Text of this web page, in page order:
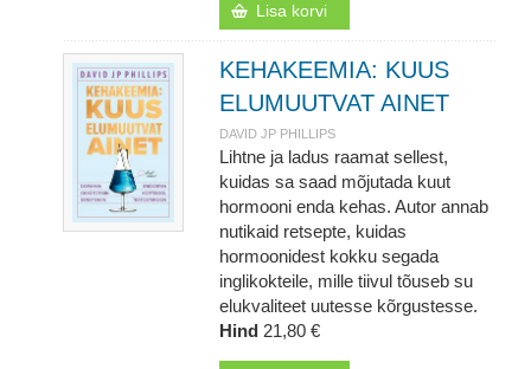
Lisa korvi
KEHAKEEMIA: KUUS
ELUMUUTVAT AINET
DAVID JP PHILLIPS
Lihtne ja ladus raamat sellest,
kuidas sa saad mõjutada kuut
hormooni enda kehas. Autor annab
nutikaid retsepte, kuidas
hormoonidest kokku segada
inglikokteile, mille tiivul tõuseb su
elukvaliteet uutesse kõrgustesse.
Hind 21,80 €